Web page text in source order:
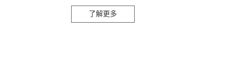
贡茶进贡朝廷御用。从明清开始，六堡茶畅销港、澳、东南亚国家，
了解更多